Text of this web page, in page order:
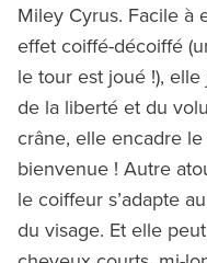
Miley Cyrus. Facile à
effet coiffé-décoiffé
le tour est joué !),
de la liberté et du
crâne, elle encadre
bienvenue ! Autre
le coiffeur s’adapte
du visage. Et elle